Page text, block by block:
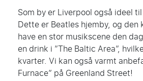
Som by er Liverpool også ideel
Dette er Beatles hjemby, og den
have en stor musikscene den
en drink i ”The Baltic Area”,
kvarter. Vi kan også varmt
Furnace” på Greenland Street!